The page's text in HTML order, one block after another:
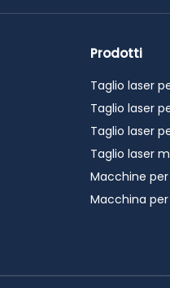
Prodotti
Taglio laser
Taglio laser
Taglio laser
Taglio laser
Macchine
Macchina